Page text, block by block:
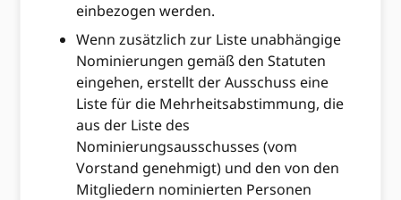
einbezogen werden.
Wenn zusätzlich zur Liste unabhängige
Nominierungen gemäß den Statuten
eingehen, erstellt der Ausschuss eine
Liste für die Mehrheitsabstimmung, die
aus der Liste des
Nominierungsausschusses (vom
Vorstand genehmigt) und den von den
Mitgliedern nominierten Personen